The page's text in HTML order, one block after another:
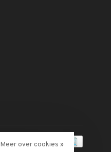
Meer over cookies »